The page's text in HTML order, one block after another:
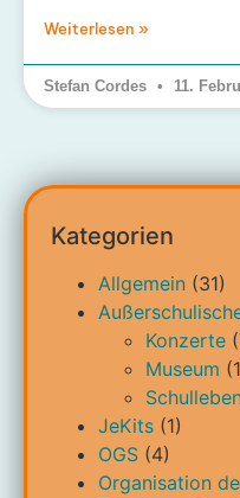
Weiterlesen »
Stefan Cordes 11.
Kategorien
Allgemein (31)
Konzerte
Museum
JeKits (1)
OGS (4)
Organisation